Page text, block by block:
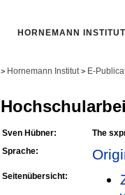
HORNEMANN INSTITUT
> Hornemann Institut > E-
Sven Hübner:
The
Sprache:
Seitenübersicht: